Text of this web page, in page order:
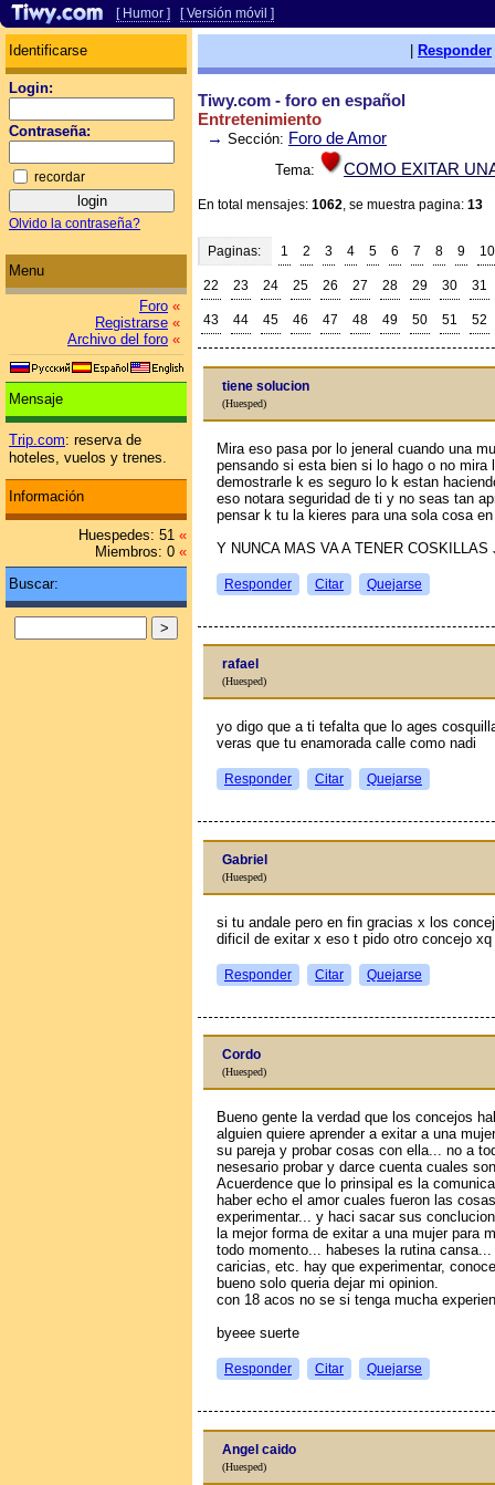
[ Humor ] [ Versión móvil ]
Identificarse
Login:
Contraseña:
recordar
Olvido la contraseña?
Menu
Foro «
Registrarse «
Archivo del foro «
Mensaje
Trip.com: reserva de
hoteles, vuelos y trenes.
Información
Huespedes: 51 «
Miembros: 0 «
Buscar:
Responder
Tiwy.com - foro en español
Entretenimiento
→ Sección: Foro de Amor
Tema: COMO EXITAR
En total mensajes: 1062, se muestra pagina: 13
Paginas: 1 2 3 4 5 6 7 8 9 10
22 23 24 25 26 27 28 29 30 31
43 44 45 46 47 48 49 50 51 52
tiene solucion
(Huesped)
Mira eso pasa por lo jeneral cuando una
pensando si esta bien si lo hago o no
demostrarle k es seguro lo k estan
eso notara seguridad de ti y no seas tan
pensar k tu la kieres para una sola cosa
Y NUNCA MAS VA A TENER
Responder Citar Quejarse
rafael
(Huesped)
yo digo que a ti tefalta que lo ages
veras que tu enamorada calle como nadi
Responder Citar Quejarse
Gabriel
(Huesped)
si tu andale pero en fin gracias x los
dificil de exitar x eso t pido otro concejo
Responder Citar Quejarse
Cordo
(Huesped)
Bueno gente la verdad que los concejos
alguien quiere aprender a exitar a una
su pareja y probar cosas con ella... no a
nesesario probar y darce cuenta cuales
Acuerdence que lo prinsipal es la
haber echo el amor cuales fueron las
experimentar... y haci sacar sus
la mejor forma de exitar a una mujer para
todo momento... habeses la rutina
caricias, etc. hay que experimentar,
bueno solo queria dejar mi opinion.
con 18 aсos no se si tenga mucha
byeee suerte
Responder Citar Quejarse
Angel caido
(Huesped)